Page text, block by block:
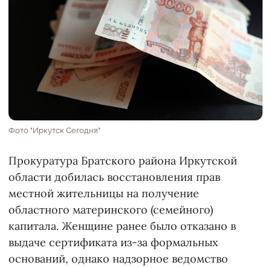
Фото "Иркутск Сегодня"
Прокуратура Братского района Иркутской
области добилась восстановления прав
местной жительницы на получение
областного материнского (семейного)
капитала. Женщине ранее было отказано в
выдаче сертификата из-за формальных
оснований, однако надзорное ведомство